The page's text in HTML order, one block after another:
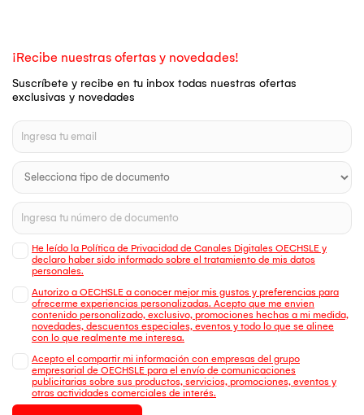
¡Recibe nuestras ofertas y novedades!
Suscríbete y recibe en tu inbox todas nuestras ofertas
exclusivas y novedades
He leído la Política de Privacidad de Canales Digitales OECHSLE y
declaro haber sido informado sobre el tratamiento de mis datos
personales.
Autorizo a OECHSLE a conocer mejor mis gustos y preferencias para
ofrecerme experiencias personalizadas. Acepto que me envien
contenido personalizado, exclusivo, promociones hechas a mi medida,
novedades, descuentos especiales, eventos y todo lo que se alinee
con lo que realmente me interesa.
Acepto el compartir mi información con empresas del grupo
empresarial de OECHSLE para el envío de comunicaciones
publicitarias sobre sus productos, servicios, promociones, eventos y
otras actividades comerciales de interés.